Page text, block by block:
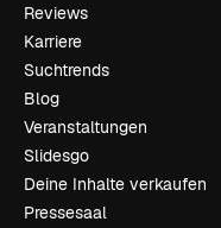
Reviews
Karriere
Suchtrends
Blog
Veranstaltungen
Slidesgo
Deine Inhalte verkaufen
Pressesaal